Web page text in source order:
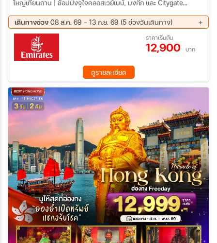
ใหญ่เทียนถาน | ช้อปปิ้งจุใจคลอสเวย์เบบ์, มงก๊ก และ Citygate
สำเร็จในทุกๆ ด้าน
เดินทางช่วง 08 ส.ค. 69 - 13 ก.ย. 69 (5 ช่วงวันเดินทาง)
15 ส.ค. 69 - 17 ส.ค. 69
22 ส.ค. 69 - 24 ส.ค. 69
29 ส.ค. 69 - 31 ส.ค. 69
04 ก.ย. 69 - 06 ก.ย. 69
11 ก.ย. 69 - 13 ก.ย. 69
ราคาเริ่มต้น
12,900 บาท
ดูรายละเอียด